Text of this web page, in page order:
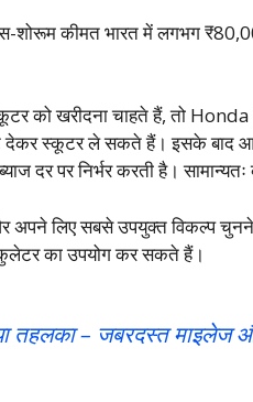
शोरूम कीमत भारत में लगभग
को खरीदना चाहते हैं, तो Honda
स्कूटर ले सकते हैं। इसके बाद
दर पर निर्भर करती है।
अपने लिए सबसे उपयुक्त विकल्प
का उपयोग कर सकते हैं।
तहलका – जबरदस्त माइलेज